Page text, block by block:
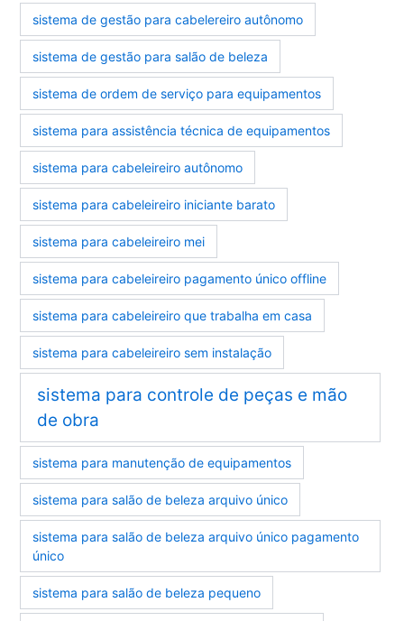
sistema de gestão para cabelereiro autônomo
sistema de gestão para salão de beleza
sistema de ordem de serviço para equipamentos
sistema para assistência técnica de equipamentos
sistema para cabeleireiro autônomo
sistema para cabeleireiro iniciante barato
sistema para cabeleireiro mei
sistema para cabeleireiro pagamento único offline
sistema para cabeleireiro que trabalha em casa
sistema para cabeleireiro sem instalação
sistema para controle de peças e mão
de obra
sistema para manutenção de equipamentos
sistema para salão de beleza arquivo único
sistema para salão de beleza arquivo único pagamento
único
sistema para salão de beleza pequeno